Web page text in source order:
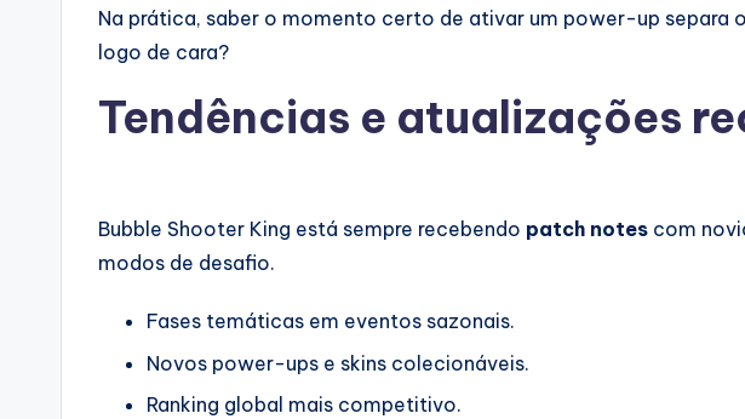
Na prática, saber o momento certo de ativar um power-up separa
logo de cara?
Tendências e atualizações
Bubble Shooter King está sempre recebendo patch notes com
modos de desafio.
Fases temáticas em eventos sazonais.
Novos power-ups e skins colecionáveis.
Ranking global mais competitivo.